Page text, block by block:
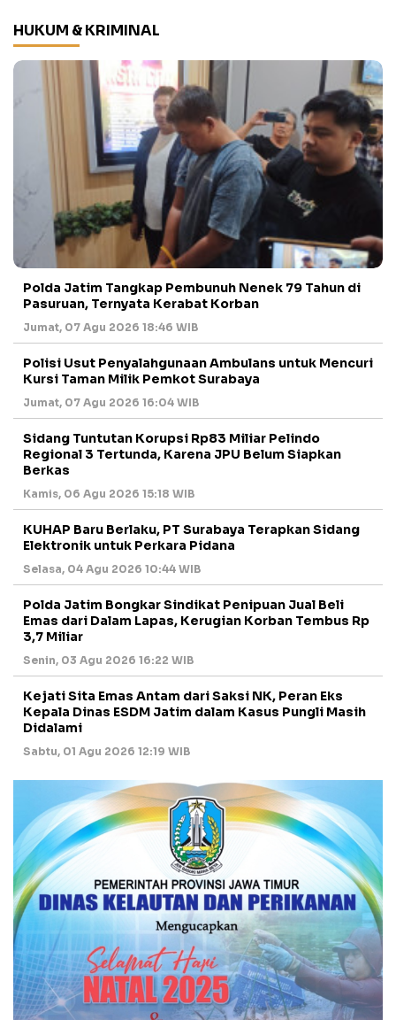
HUKUM & KRIMINAL
Polda Jatim Tangkap Pembunuh Nenek 79 Tahun di
Pasuruan, Ternyata Kerabat Korban
Jumat, 07 Agu 2026 18:46 WIB
Polisi Usut Penyalahgunaan Ambulans untuk Mencuri
Kursi Taman Milik Pemkot Surabaya
Jumat, 07 Agu 2026 16:04 WIB
Sidang Tuntutan Korupsi Rp83 Miliar Pelindo
Regional 3 Tertunda, Karena JPU Belum Siapkan
Berkas
Kamis, 06 Agu 2026 15:18 WIB
KUHAP Baru Berlaku, PT Surabaya Terapkan Sidang
Elektronik untuk Perkara Pidana
Selasa, 04 Agu 2026 10:44 WIB
Polda Jatim Bongkar Sindikat Penipuan Jual Beli
Emas dari Dalam Lapas, Kerugian Korban Tembus Rp
3,7 Miliar
Senin, 03 Agu 2026 16:22 WIB
Kejati Sita Emas Antam dari Saksi NK, Peran Eks
Kepala Dinas ESDM Jatim dalam Kasus Pungli Masih
Didalami
Sabtu, 01 Agu 2026 12:19 WIB